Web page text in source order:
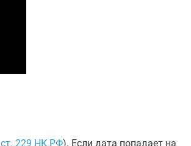
ст. 229 НК РФ). Если дата попадает на